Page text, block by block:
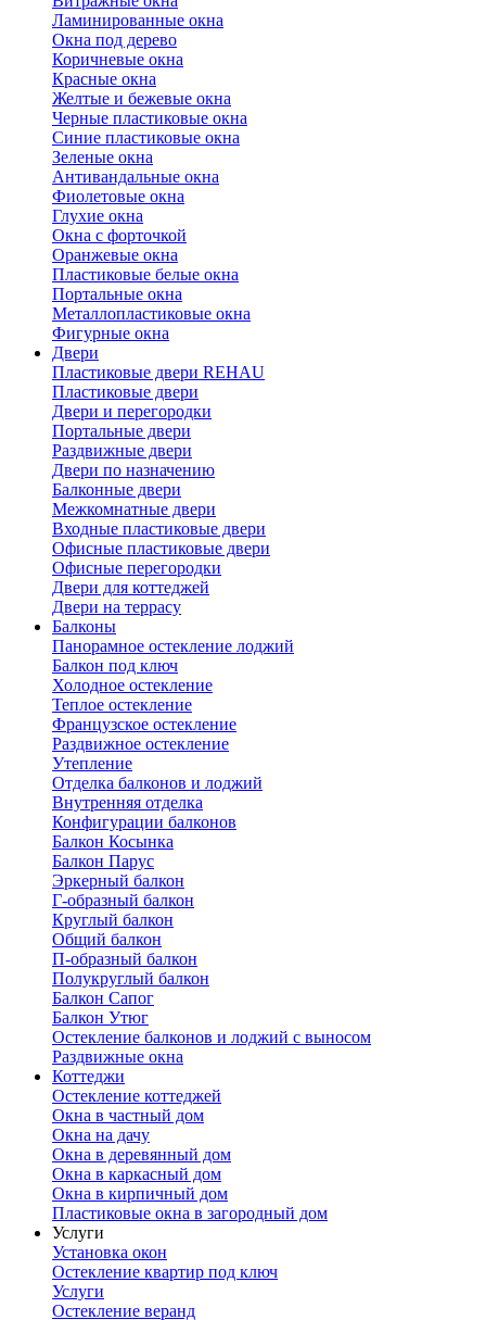
Ламинированные окна
Окна под дерево
Коричневые окна
Красные окна
Желтые и бежевые окна
Черные пластиковые окна
Синие пластиковые окна
Зеленые окна
Антивандальные окна
Фиолетовые окна
Глухие окна
Окна с форточкой
Оранжевые окна
Пластиковые белые окна
Портальные окна
Металлопластиковые окна
Фигурные окна
Двери
Пластиковые двери REHAU
Пластиковые двери
Двери и перегородки
Портальные двери
Раздвижные двери
Двери по назначению
Балконные двери
Межкомнатные двери
Входные пластиковые двери
Офисные пластиковые двери
Офисные перегородки
Двери для коттеджей
Двери на террасу
Балконы
Панорамное остекление лоджий
Балкон под ключ
Холодное остекление
Теплое остекление
Французское остекление
Раздвижное остекление
Утепление
Отделка балконов и лоджий
Внутренняя отделка
Конфигурации балконов
Балкон Косынка
Балкон Парус
Эркерный балкон
Г-образный балкон
Круглый балкон
Общий балкон
П-образный балкон
Полукруглый балкон
Балкон Сапог
Балкон Утюг
Остекление балконов и лоджий с выносом
Раздвижные окна
Коттеджи
Остекление коттеджей
Окна в частный дом
Окна на дачу
Окна в деревянный дом
Окна в каркасный дом
Окна в кирпичный дом
Пластиковые окна в загородный дом
Услуги
Установка окон
Остекление квартир под ключ
Услуги
Остекление веранд